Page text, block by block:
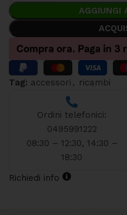
AGGIUNGI
Tag: accessori , ricambi
Ordini telefonici:
0495991222
08:30 – 12:30, 14:30 –
18:30
Richiedi info